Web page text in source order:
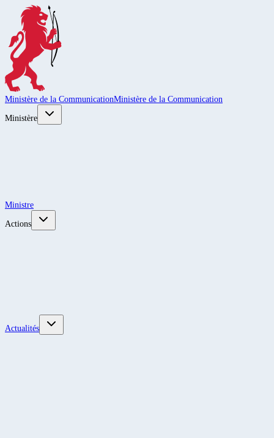
Ministère de la CommunicationMinistère de la Communication
Ministère
Ministre
Actions
Actualités